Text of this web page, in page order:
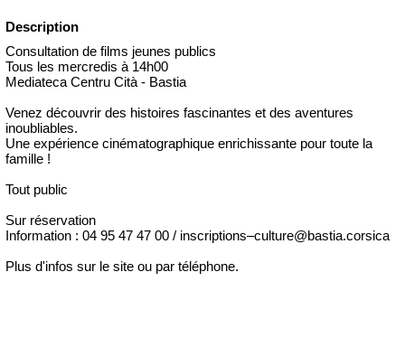
Description
Consultation de films jeunes publics
Tous les mercredis à 14h00
Mediateca Centru Cità - Bastia
Venez découvrir des histoires fascinantes et des aventures
inoubliables.
Une expérience cinématographique enrichissante pour toute la
famille !
Tout public
Sur réservation
Information : 04 95 47 47 00 / inscriptions–culture@bastia.corsica
Plus d'infos sur le site ou par téléphone.